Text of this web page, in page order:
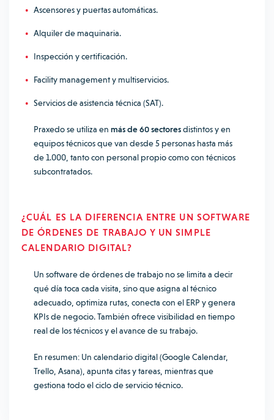
Ascensores y puertas automáticas.
Alquiler de maquinaria.
Inspección y certificación.
Facility management y multiservicios.
Servicios de asistencia técnica (SAT).
Praxedo se utiliza en más de 60 sectoresdistintos y en
equipos técnicos que van desde 5 personas hasta más
de 1.000, tanto con personal propio como con técnicos
subcontratados.
¿CUÁL ES LA DIFERENCIA ENTRE UN SOFTWARE
DE ÓRDENES DE TRABAJO Y UN SIMPLE
CALENDARIO DIGITAL?
Un software de órdenes de trabajo no se limita a decir
qué día toca cada visita, sino que asigna al técnico
adecuado, optimiza rutas, conecta con el ERP y genera
KPIs de negocio. También ofrece visibilidad en tiempo
real de los técnicos y el avance de su trabajo.
En resumen: Un calendario digital (Google Calendar,
Trello, Asana), apunta citas y tareas, mientras que
gestiona todo el ciclo de servicio técnico.